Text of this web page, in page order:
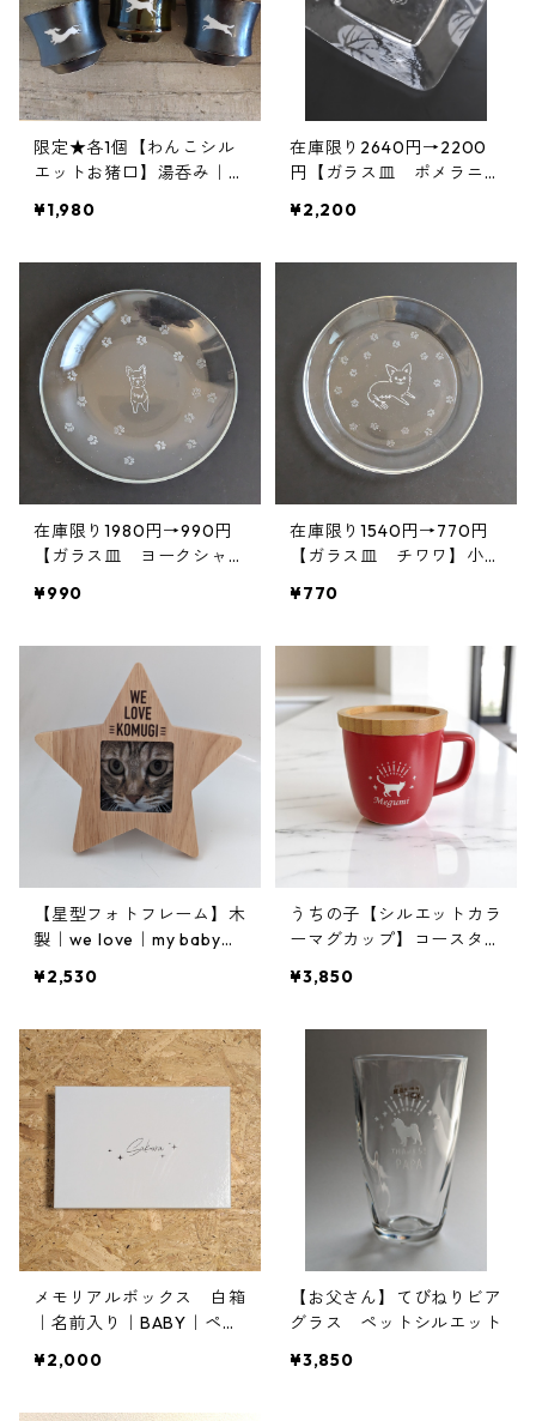
限定★各1個【わんこシル
エットお猪口】湯呑み｜シ
犬
¥1,980
在庫限り2640円→2200
円【ガラス皿 ポメラニア
犬種プレート
¥2,200
在庫限り1980円→990円
【ガラス皿 ヨークシャー
レート
¥990
在庫限り1540円→770円
【ガラス皿 チワワ】小皿
¥770
【星型フォトフレーム】木
製｜we love｜my baby｜
¥2,530
うちの子【シルエットカラ
ーマグカップ】コースター
ルエット
¥3,850
メモリアルボックス 白箱
｜名前入り｜BABY｜ペッ
¥2,000
【お父さん】てびねりビア
グラス ペットシルエット
¥3,850